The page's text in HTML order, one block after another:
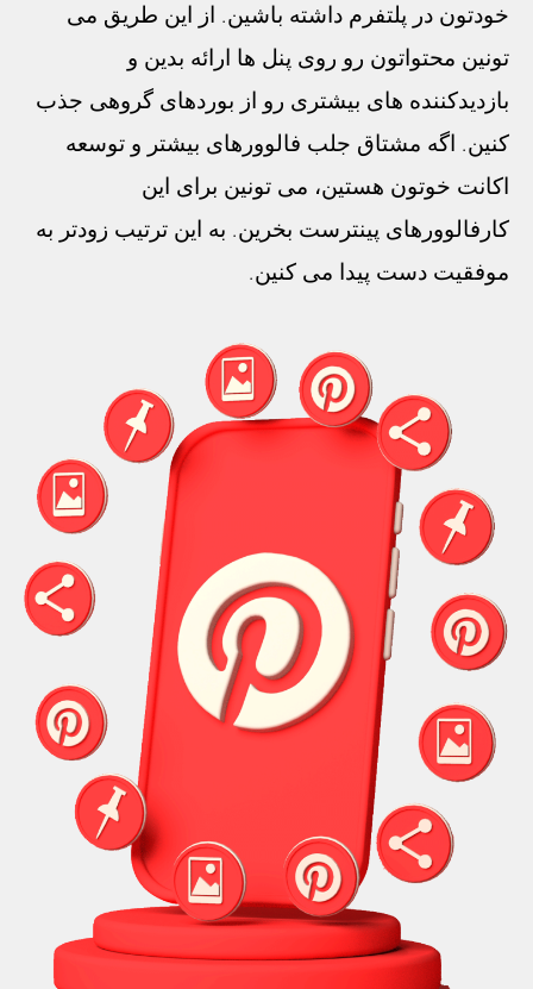
خودتون در پلتفرم داشته باشین. از این طریق می
تونین محتواتون رو روی پنل ها ارائه بدین و
بازدیدکننده های بیشتری رو از بوردهای گروهی جذب
کنین. اگه مشتاق جلب فالوورهای بیشتر و توسعه
اکانت خوتون هستین، می تونین برای این
کارفالوورهای پینترست بخرین. به این ترتیب زودتر به
موفقیت دست پیدا می کنین.